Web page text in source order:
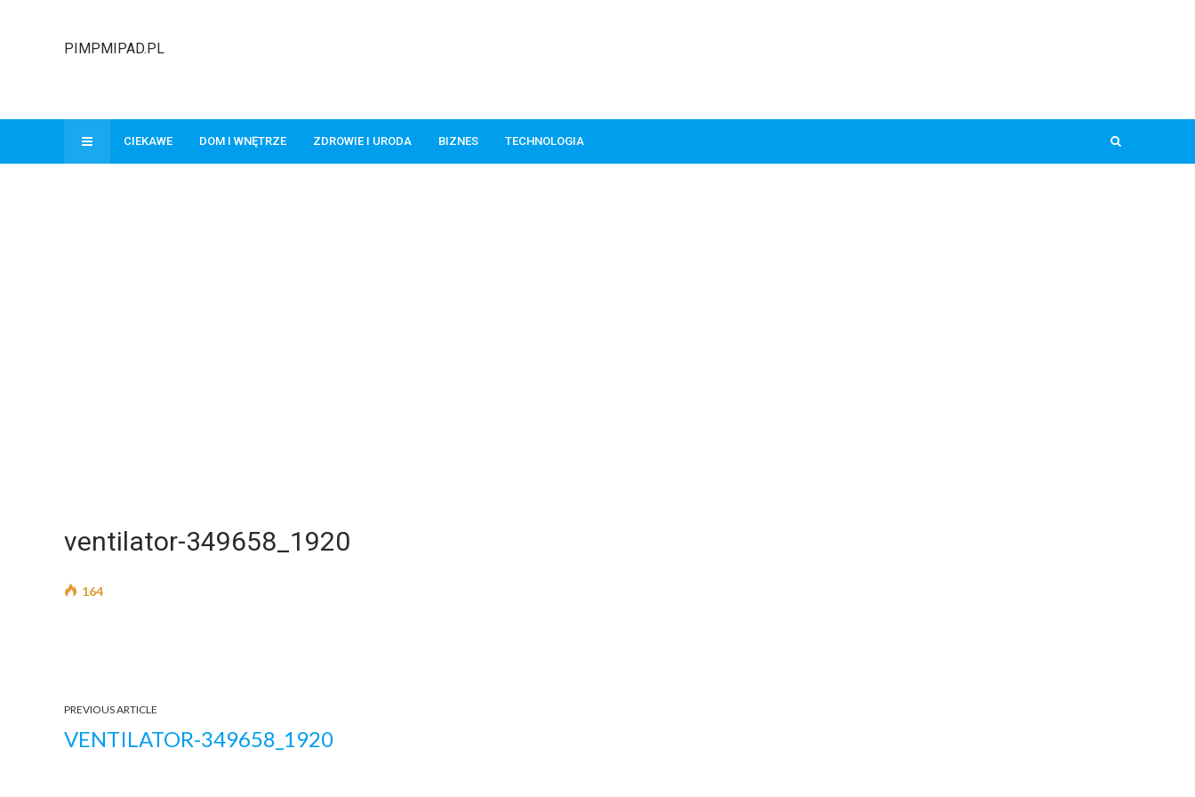
PIMPMIPAD.PL
CIEKAWE DOM I WNĘTRZE ZDROWIE I URODA BIZNES TECHNOLOGIA
ventilator-349658_1920
164
PREVIOUS ARTICLE
VENTILATOR-349658_1920